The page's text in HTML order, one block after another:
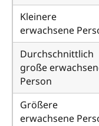
Kleinere
erwachsene
Durchschnittlich
große
Person
Größere
erwachsene